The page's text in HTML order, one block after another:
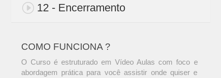
12 - Encerramento
COMO FUNCIONA ?
O Curso é estruturado em Vídeo Aulas com foco e
abordagem prática para você assistir onde quiser e